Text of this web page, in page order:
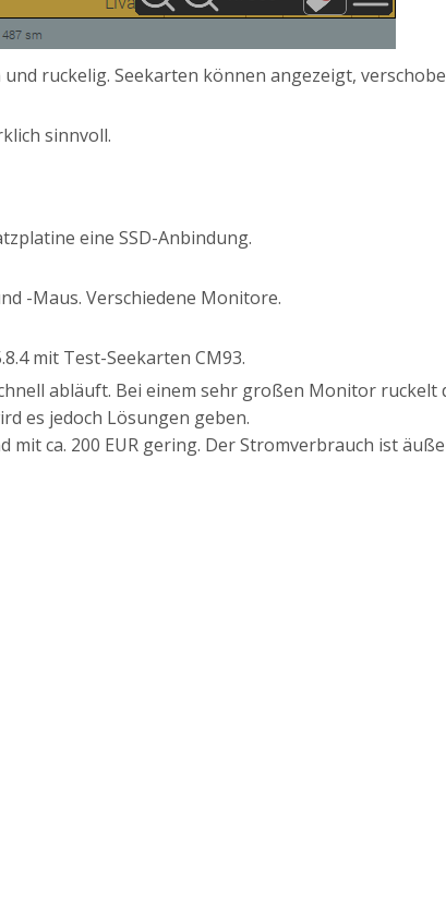
ruckelig. Seekarten können angezeigt,
sinnvoll.
eine SSD-Anbindung.
-Maus. Verschiedene Monitore.
mit Test-Seekarten CM93.
abläuft. Bei einem sehr großen Monitor ruckelt
es jedoch Lösungen geben.
ca. 200 EUR gering. Der Stromverbrauch ist